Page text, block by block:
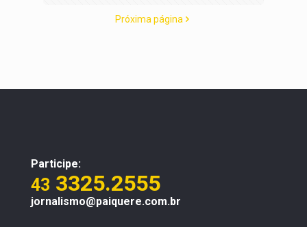
Próxima página
Participe:
43 3325.2555
jornalismo@paiquere.com.br